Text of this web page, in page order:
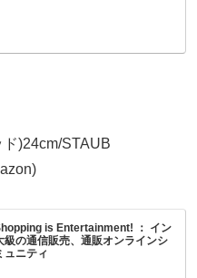
)24cm/STAUB
is Entertainment! ： イン
級の通信販売、通販オンラインシ
ュニティ